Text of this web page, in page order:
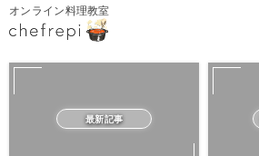
オンライン料理教室
最新記事